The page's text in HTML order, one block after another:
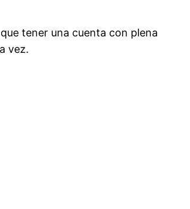
tener una cuenta con plena
vez.